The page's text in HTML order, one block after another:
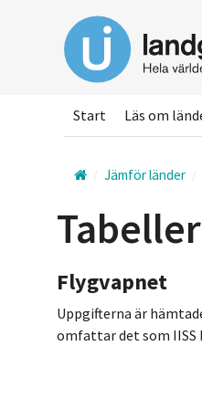
huvudinnehållet
Start Läs om
Jämför länder
Flygvapnet
Uppgifterna är
omfattar det som IISS